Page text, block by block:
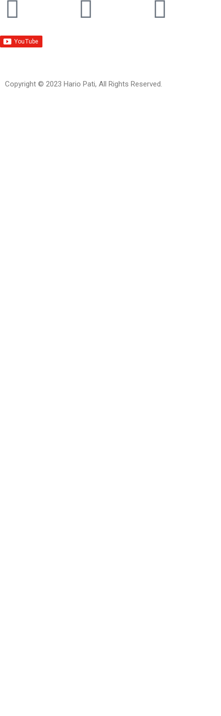
Copyright © 2023 Hario Pati, All Rights Reserved.